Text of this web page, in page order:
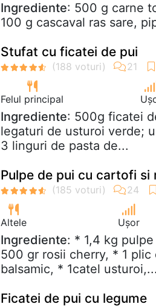
Ingrediente: 500 g carne
100 g cascaval ras sare,
Stufat cu ficatei de pui
Felul principal
Ingrediente: 500g ficatei
legaturi de usturoi verde;
3 linguri de pasta de...
Pulpe de pui cu cartofi si
Altele Ușor
Ingrediente: * 1,4 kg
500 gr rosii cherry, * 1
balsamic, * 1catel usturoi,...
Ficatei de pui cu legume